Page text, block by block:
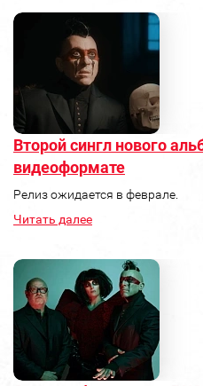
Второй сингл нового
видеоформате
Релиз ожидается в феврале.
Читать далее